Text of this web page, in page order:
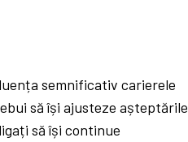
semnificativ carierele
să își ajusteze așteptările
să își continue